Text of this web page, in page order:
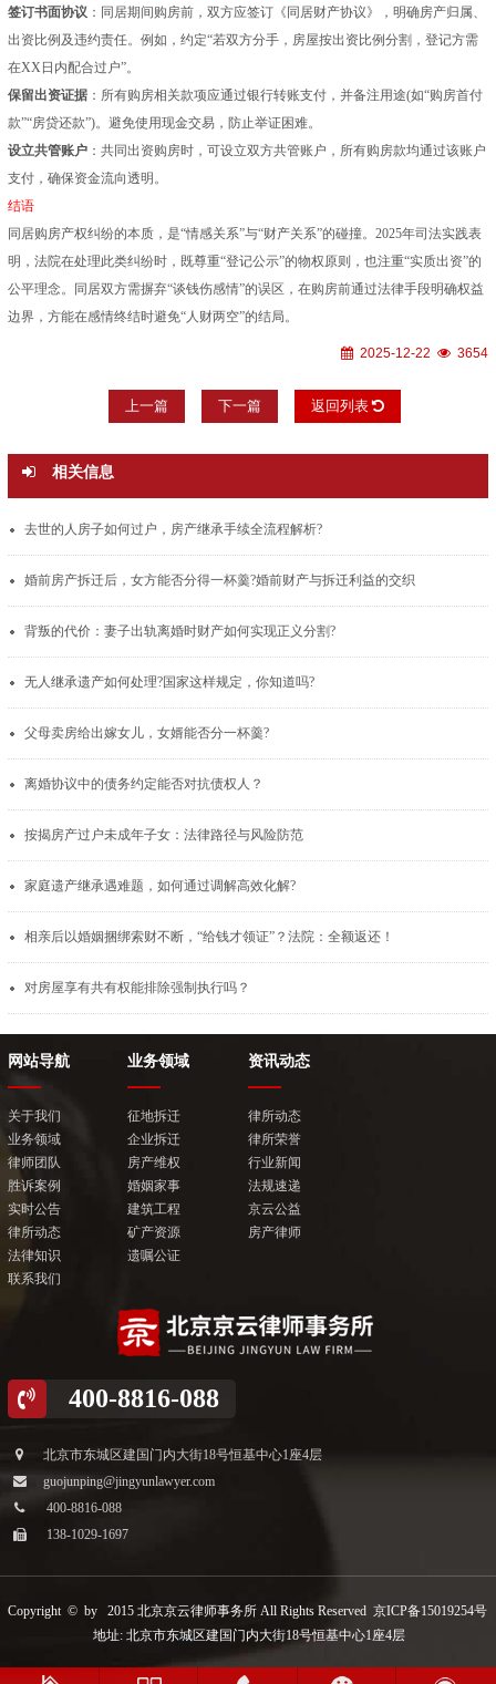
签订书面协议 ：同居期间购房前，双方应签订《同居财产协议》，明确房产归属、
出资比例及违约责任。例如，约定“若双方分手，房屋按出资比例分割，登记方需
在XX日内配合过户”。
保留出资证据：所有购房相关款项应通过银行转账支付，并备注用途(如“购房首付
款”“房贷还款”)。避免使用现金交易，防止举证困难。
设立共管账户：共同出资购房时，可设立双方共管账户，所有购房款均通过该账户
支付，确保资金流向透明。
结语
同居购房产权纠纷的本质，是“情感关系”与“财产关系”的碰撞。2025年司法实践表
明，法院在处理此类纠纷时，既尊重“登记公示”的物权原则，也注重“实质出资”的
公平理念。同居双方需摒弃“谈钱伤感情”的误区，在购房前通过法律手段明确权益
边界，方能在感情终结时避免“人财两空”的结局。
2025-12-22 3654
上一篇 下一篇 返回列表
相关信息
去世的人房子如何过户，房产继承手续全流程解析?
婚前房产拆迁后，女方能否分得一杯羹?婚前财产与拆迁利益的交织
背叛的代价：妻子出轨离婚时财产如何实现正义分割?
无人继承遗产如何处理?国家这样规定，你知道吗?
父母卖房给出嫁女儿，女婿能否分一杯羹?
离婚协议中的债务约定能否对抗债权人？
按揭房产过户未成年子女：法律路径与风险防范
家庭遗产继承遇难题，如何通过调解高效化解?
相亲后以婚姻捆绑索财不断，“给钱才领证”？法院：全额返还！
对房屋享有共有权能排除强制执行吗？
网站导航
关于我们
业务领域
律师团队
胜诉案例
实时公告
律所动态
法律知识
联系我们
业务领域
征地拆迁
企业拆迁
房产维权
婚姻家事
建筑工程
矿产资源
遗嘱公证
资讯动态
律所动态
律所荣誉
行业新闻
法规速递
京云公益
房产律师
400-8816-088
北京市东城区建国门内大街18号恒基中心1座4层
guojunping@jingyunlawyer.com
400-8816-088
138-1029-1697
Copyright © by 2015 北京京云律师事务所 All Rights Reserved京ICP备15019254号
地址: 北京市东城区建国门内大街18号恒基中心1座4层